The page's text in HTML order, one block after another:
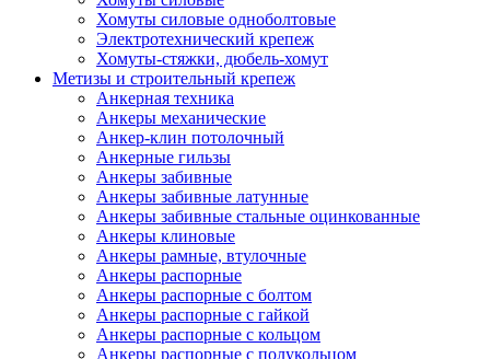
Хомуты силовые одноболтовые
Электротехнический крепеж
Хомуты-стяжки, дюбель-хомут
Метизы и строительный крепеж
Анкерная техника
Анкеры механические
Анкер-клин потолочный
Анкерные гильзы
Анкеры забивные
Анкеры забивные латунные
Анкеры забивные стальные оцинкованные
Анкеры клиновые
Анкеры рамные, втулочные
Анкеры распорные
Анкеры распорные с болтом
Анкеры распорные с гайкой
Анкеры распорные с кольцом
Анкеры распорные с полукольцом